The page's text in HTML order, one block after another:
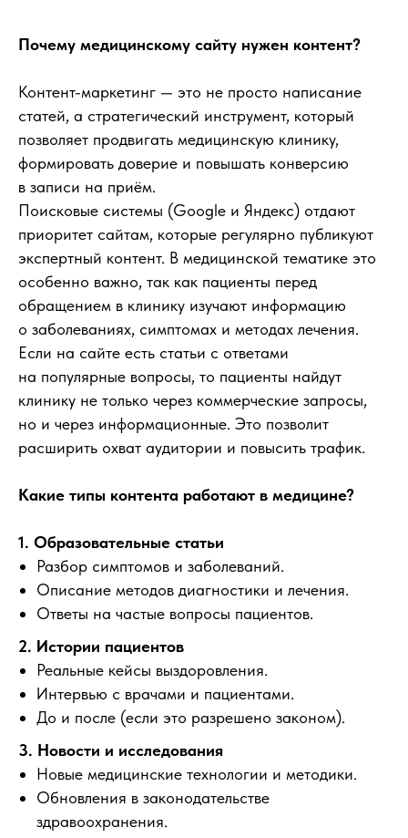
Почему медицинскому сайту нужен контент?
Контент-маркетинг — это не просто написание
статей, а стратегический инструмент, который
позволяет продвигать медицинскую клинику,
формировать доверие и повышать конверсию
в записи на приём.
Поисковые системы (Google и Яндекс) отдают
приоритет сайтам, которые регулярно публикуют
экспертный контент. В медицинской тематике это
особенно важно, так как пациенты перед
обращением в клинику изучают информацию
о заболеваниях, симптомах и методах лечения.
Если на сайте есть статьи с ответами
на популярные вопросы, то пациенты найдут
клинику не только через коммерческие запросы,
но и через информационные. Это позволит
расширить охват аудитории и повысить трафик.
Какие типы контента работают в медицине?
1. Образовательные статьи
Разбор симптомов и заболеваний.
Описание методов диагностики и лечения.
Ответы на частые вопросы пациентов.
2. Истории пациентов
Реальные кейсы выздоровления.
Интервью с врачами и пациентами.
До и после (если это разрешено законом).
3. Новости и исследования
Новые медицинские технологии и методики.
Обновления в законодательстве
здравоохранения.